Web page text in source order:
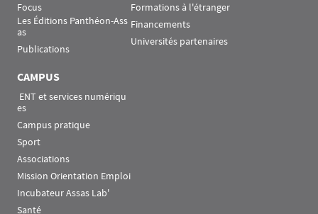
Focus
Les Éditions Panthéon-Ass
as
Publications
Formations à l'étranger
Financements
Universités partenaires
CAMPUS
es
Campus pratique
Sport
Associations
Mission Orientation Emploi
Incubateur Assas Lab'
Santé